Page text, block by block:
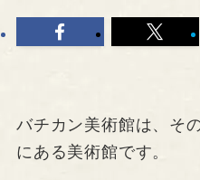
バチカン美術館は、そ
にある美術館です。